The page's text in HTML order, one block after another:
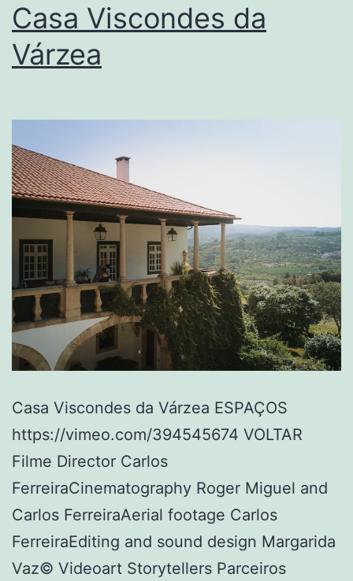
Casa Viscondes da
Várzea
Casa Viscondes da Várzea ESPAÇOS
https://vimeo.com/394545674 VOLTAR
Filme Director Carlos
FerreiraCinematography Roger Miguel and
Carlos FerreiraAerial footage Carlos
FerreiraEditing and sound design Margarida
Vaz© Videoart Storytellers Parceiros